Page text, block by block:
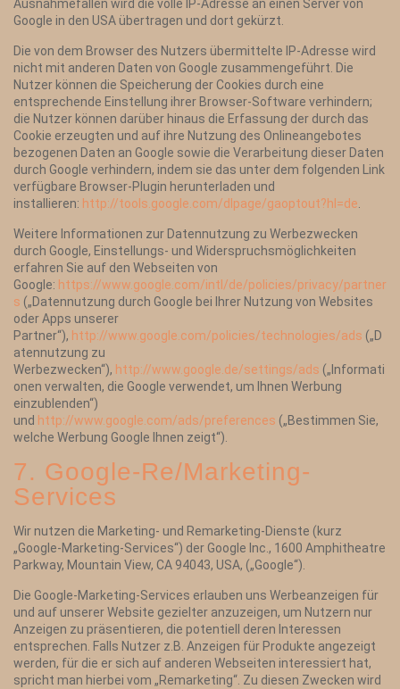
Ausnahmefällen wird die volle IP-Adresse an einen Server von
Google in den USA übertragen und dort gekürzt.
Die von dem Browser des Nutzers übermittelte IP-Adresse wird
nicht mit anderen Daten von Google zusammengeführt. Die
Nutzer können die Speicherung der Cookies durch eine
entsprechende Einstellung ihrer Browser-Software verhindern;
die Nutzer können darüber hinaus die Erfassung der durch das
Cookie erzeugten und auf ihre Nutzung des Onlineangebotes
bezogenen Daten an Google sowie die Verarbeitung dieser Daten
durch Google verhindern, indem sie das unter dem folgenden Link
verfügbare Browser-Plugin herunterladen und
installieren: http://tools.google.com/dlpage/gaoptout?hl=de
Weitere Informationen zur Datennutzung zu Werbezwecken
durch Google, Einstellungs- und Widerspruchsmöglichkeiten
erfahren Sie auf den Webseiten von
Google: https://www.google.com/intl/de/policies/privacy/partner
s („Datennutzung durch Google bei Ihrer Nutzung von Websites
oder Apps unserer
Partner“), http://www.google.com/policies/technologies/ads („D
atennutzung zu
Werbezwecken“), http://www.google.de/settings/ads („Informati
onen verwalten, die Google verwendet, um Ihnen Werbung
einzublenden“)
und http://www.google.com/ads/preferences („Bestimmen Sie,
welche Werbung Google Ihnen zeigt“).
7. Google-Re/Marketing-
Services
Wir nutzen die Marketing- und Remarketing-Dienste (kurz
„Google-Marketing-Services“) der Google Inc., 1600 Amphitheatre
Parkway, Mountain View, CA 94043, USA, („Google“).
Die Google-Marketing-Services erlauben uns Werbeanzeigen für
und auf unserer Website gezielter anzuzeigen, um Nutzern nur
Anzeigen zu präsentieren, die potentiell deren Interessen
entsprechen. Falls Nutzer z.B. Anzeigen für Produkte angezeigt
werden, für die er sich auf anderen Webseiten interessiert hat,
spricht man hierbei vom „Remarketing“. Zu diesen Zwecken wird